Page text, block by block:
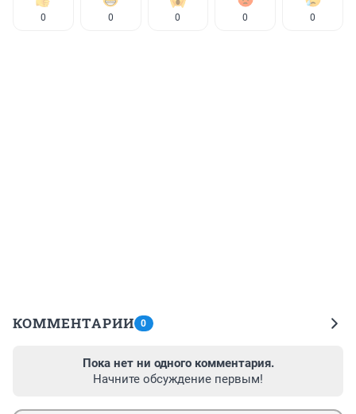
0 0 0 0 0
КОММЕНТАРИИ 0
Пока нет ни одного комментария.
Начните обсуждение первым!